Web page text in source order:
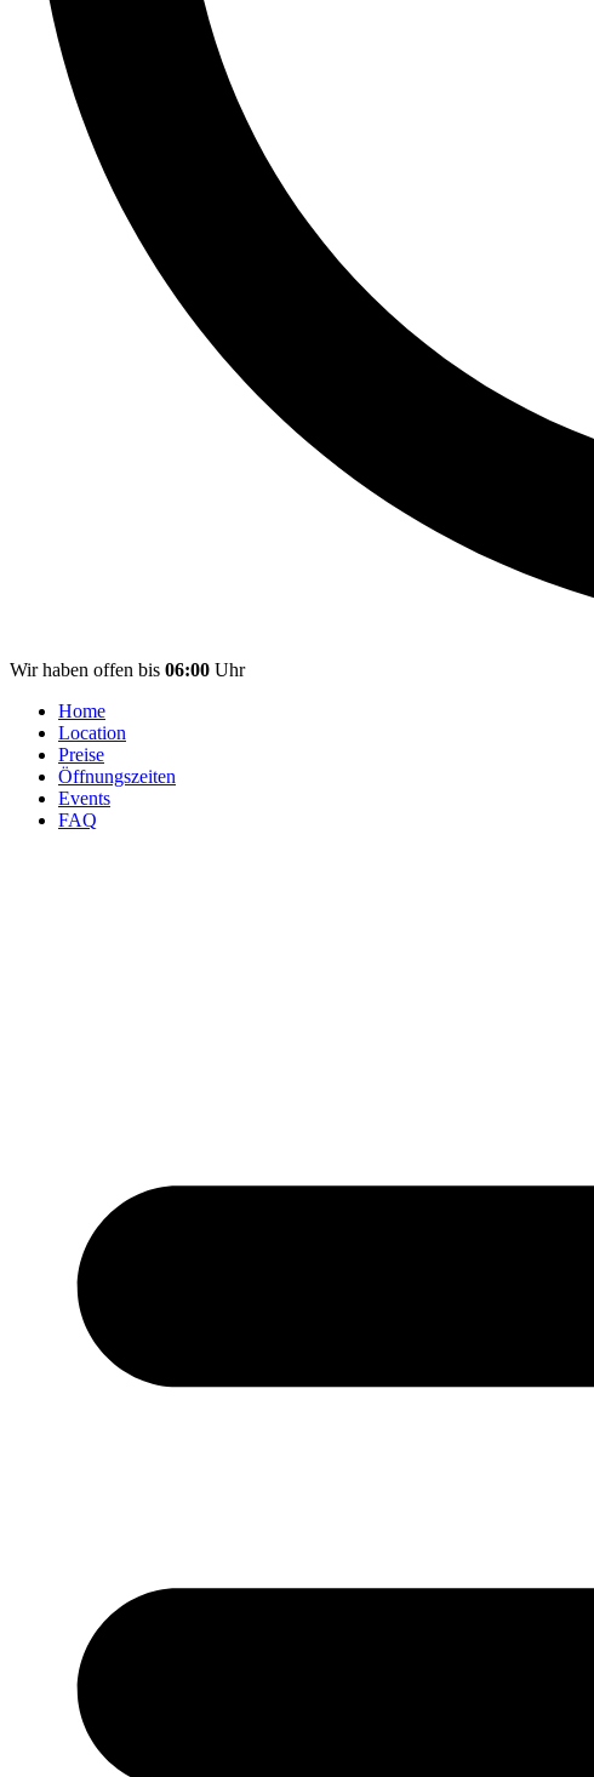
Wir haben offen bis 06:00 Uhr
Home
Location
Preise
Öffnungszeiten
Events
FAQ